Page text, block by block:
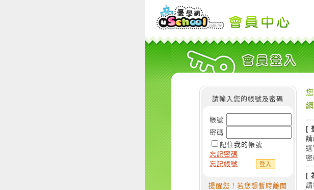
請輸入您的帳號及密碼
帳號
密碼
記住我的帳號
忘記密碼
忘記帳號
提醒您！若您想暫時離開
[
密
[